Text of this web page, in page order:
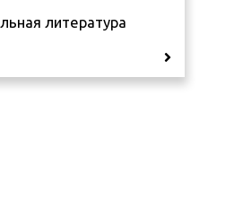
литература